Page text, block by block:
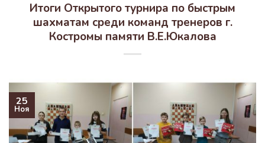
Итоги Открытого турнира по быстрым
шахматам среди команд тренеров г.
Костромы памяти В.Е.Юкалова
25
Ноя